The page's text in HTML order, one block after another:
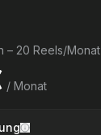
– 20 Reels/Monat
/ Monat